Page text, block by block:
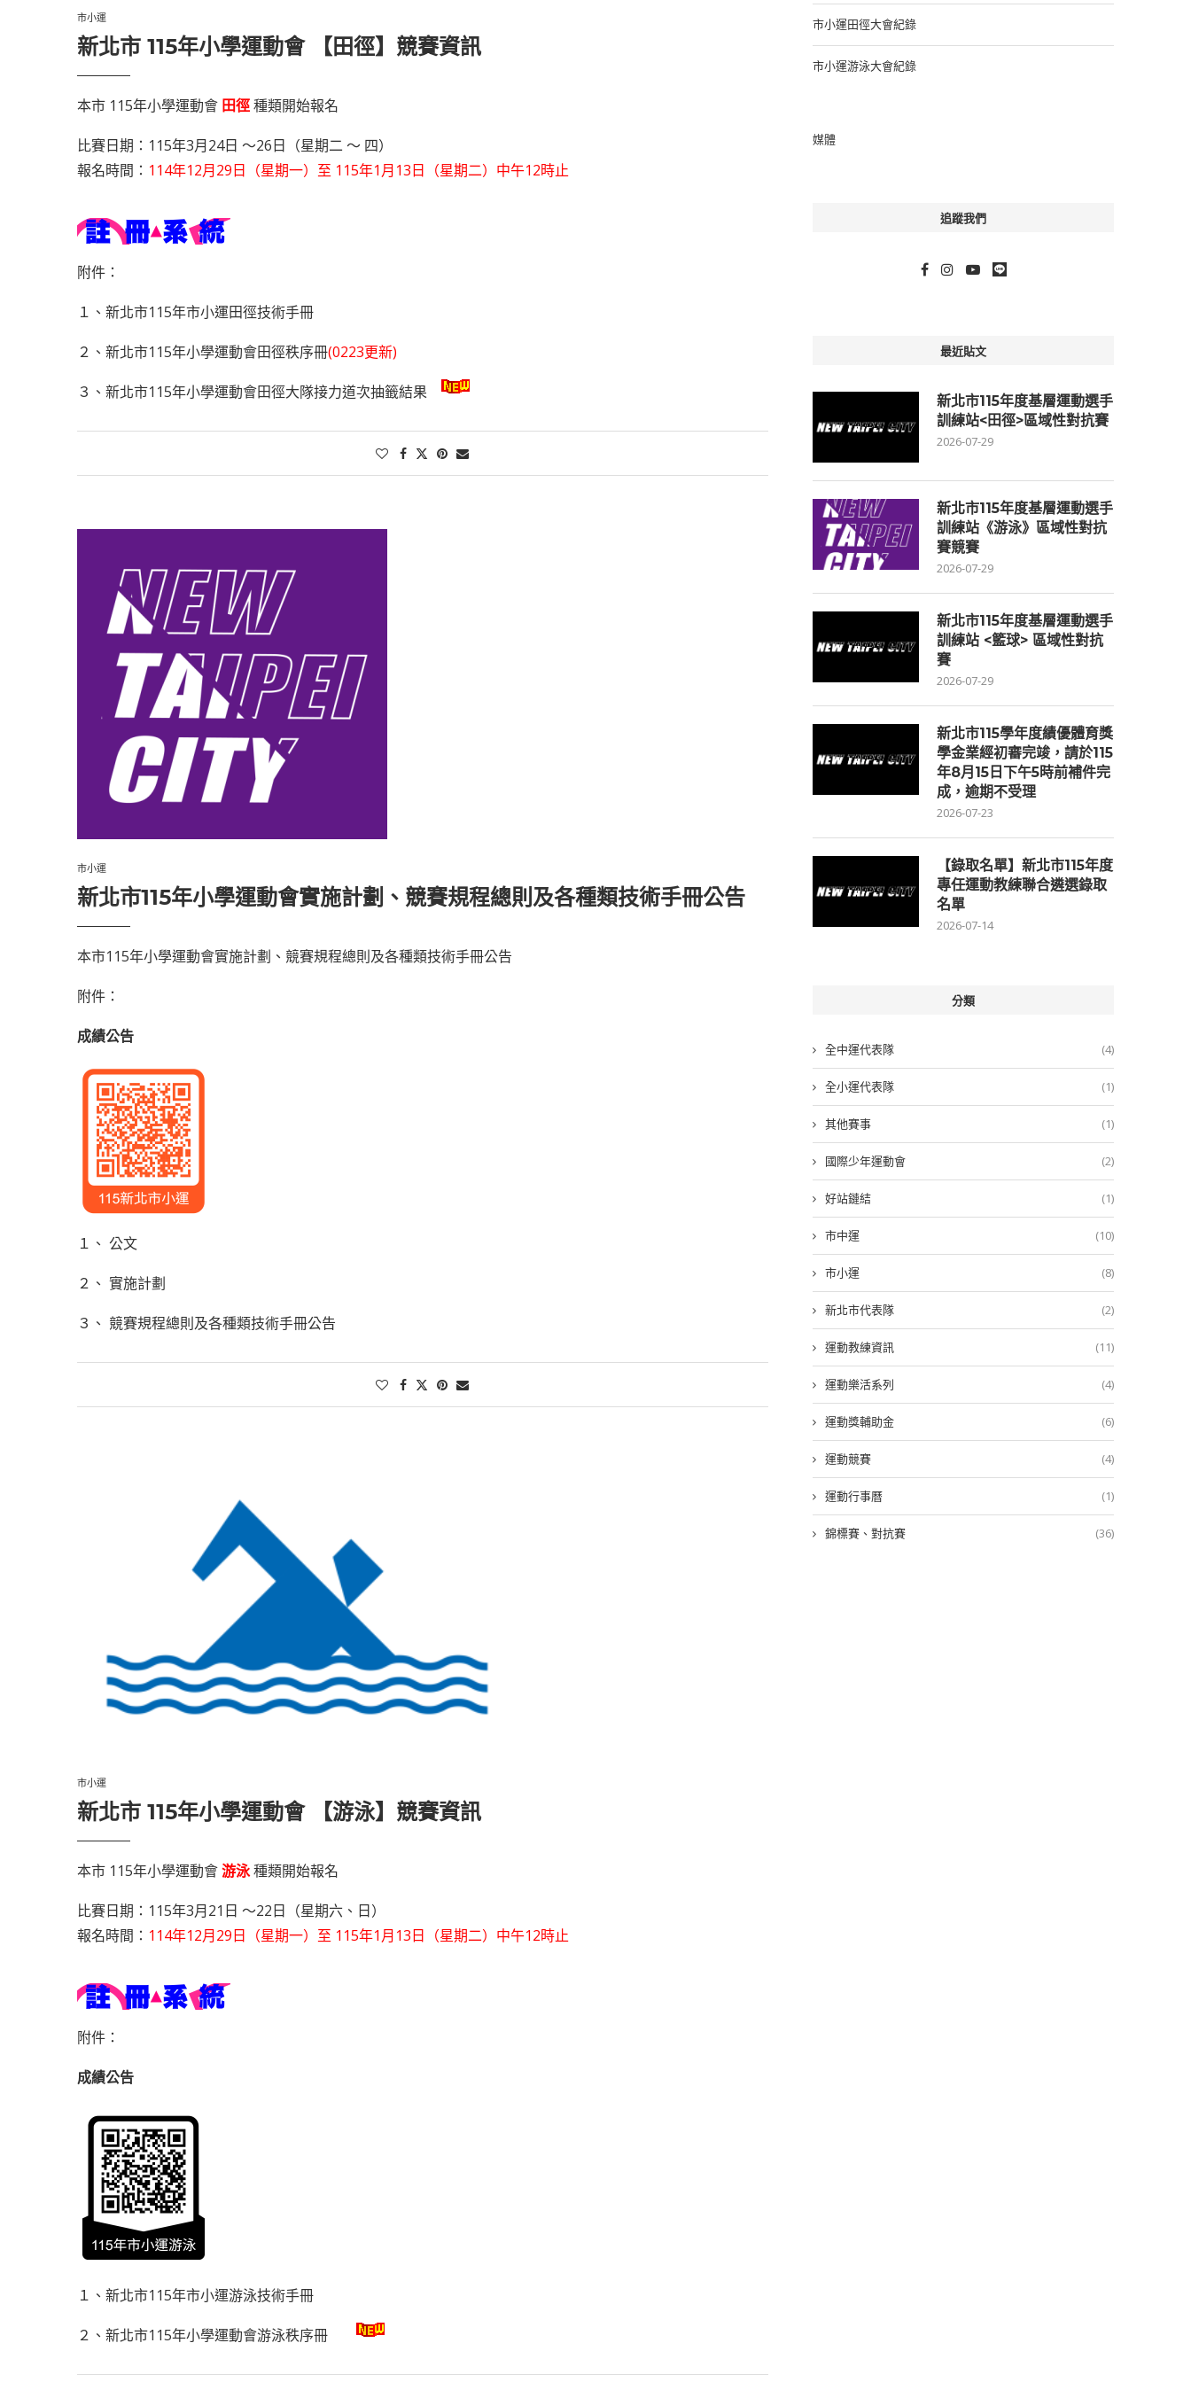
市小運
新北市 115年小學運動會 【田徑】競賽資訊
本市 115年小學運動會 田徑種類開始報名
比賽日期：115年3月24日 ～26日（星期二 ～ 四）
報名時間： 114年12月29日（星期一）至 115年1月13日（星期二）中午12時止
附件：
１、 新北市115年市小運田徑技術手冊
２、 新北市115年小學運動會田徑秩序冊(0223更新)
３、 新北市115年小學運動會田徑大隊接力道次抽籤結果
市小運
新北市115年小學運動會實施計劃、競賽規程總則及各種類技術手冊公告
本市115年小學運動會實施計劃、競賽規程總則及各種類技術手冊公告
附件：
成績公告
１、 公文
２、 實施計劃
３、 競賽規程總則及各種類技術手冊公告
市小運
新北市 115年小學運動會 【游泳】競賽資訊
本市 115年小學運動會游泳種類開始報名
比賽日期：115年3月21日 ～22日（星期六、日）
報名時間： 114年12月29日（星期一）至 115年1月13日（星期二）中午12時止
附件：
成績公告
１、 新北市115年市小運游泳技術手冊
２、 新北市115年小學運動會游泳秩序冊
市小運田徑大會紀錄
市小運游泳大會紀錄
媒體
追蹤我們
最近貼文
新北市115年度基層運動選手
訓練站<田徑>區域性對抗賽
2026-07-29
新北市115年度基層運動選手
訓練站《游泳》區域性對抗
賽競賽
2026-07-29
新北市115年度基層運動選手
訓練站 <籃球> 區域性對抗
賽
2026-07-29
新北市115學年度績優體育獎
學金業經初審完竣，請於115
年8月15日下午5時前補件完
成，逾期不受理
2026-07-23
【錄取名單】新北市115年度
專任運動教練聯合遴選錄取
名單
2026-07-14
分類
全中運代表隊 (4)
全小運代表隊 (1)
其他賽事 (1)
國際少年運動會 (2)
好站鏈結 (1)
市中運 (10)
市小運 (8)
新北市代表隊 (2)
運動教練資訊 (11)
運動樂活系列 (4)
運動獎輔助金 (6)
運動競賽 (4)
運動行事曆 (1)
錦標賽、對抗賽 (36)